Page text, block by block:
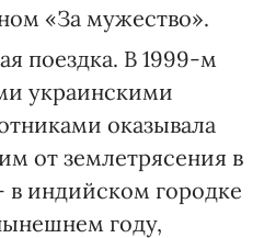
«За мужество».
поездка. В 1999-м
украинскими
оказывала
от землетрясения в
в индийском городке
году,